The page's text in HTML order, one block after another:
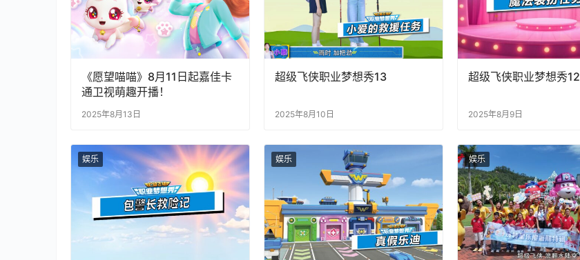
《愿望喵喵》8月11日起嘉佳卡
通卫视萌趣开播！
2025年8月13日
超级飞侠职业梦想秀13
2025年8月10日
超级飞侠职业梦想秀12
2025年8月9日
娱乐 娱乐 娱乐